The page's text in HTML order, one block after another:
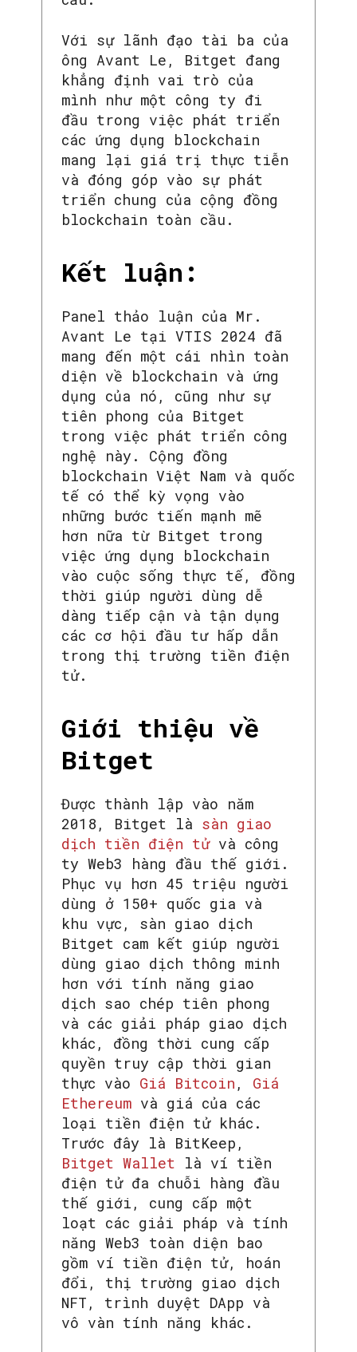
Với sự lãnh đạo tài ba của
ông Avant Le, Bitget đang
khẳng định vai trò của
mình như một công ty đi
đầu trong việc phát triển
các ứng dụng blockchain
mang lại giá trị thực tiễn
và đóng góp vào sự phát
triển chung của cộng đồng
blockchain toàn cầu.
Kết luận:
Panel thảo luận của Mr.
Avant Le tại VTIS 2024 đã
mang đến một cái nhìn toàn
diện về blockchain và ứng
dụng của nó, cũng như sự
tiên phong của Bitget
trong việc phát triển công
nghệ này. Cộng đồng
blockchain Việt Nam và quốc
tế có thể kỳ vọng vào
những bước tiến mạnh mẽ
hơn nữa từ Bitget trong
việc ứng dụng blockchain
vào cuộc sống thực tế, đồng
thời giúp người dùng dễ
dàng tiếp cận và tận dụng
các cơ hội đầu tư hấp dẫn
trong thị trường tiền điện
tử.
Giới thiệu về
Bitget
Được thành lập vào năm
2018, Bitget là sàn giao
dịch tiền điện tửvà công
ty Web3 hàng đầu thế giới.
Phục vụ hơn 45 triệu người
dùng ở 150+ quốc gia và
khu vực, sàn giao dịch
Bitget cam kết giúp người
dùng giao dịch thông minh
hơn với tính năng giao
dịch sao chép tiên phong
và các giải pháp giao dịch
khác, đồng thời cung cấp
quyền truy cập thời gian
thực vào Giá Bitcoin ,
Giá
Ethereum và giá của các
loại tiền điện tử khác.
Trước đây là BitKeep,
Bitget Wallet là ví tiền
điện tử đa chuỗi hàng đầu
thế giới, cung cấp một
loạt các giải pháp và tính
năng Web3 toàn diện bao
gồm ví tiền điện tử, hoán
đổi, thị trường giao dịch
NFT, trình duyệt DApp và
vô vàn tính năng khác.